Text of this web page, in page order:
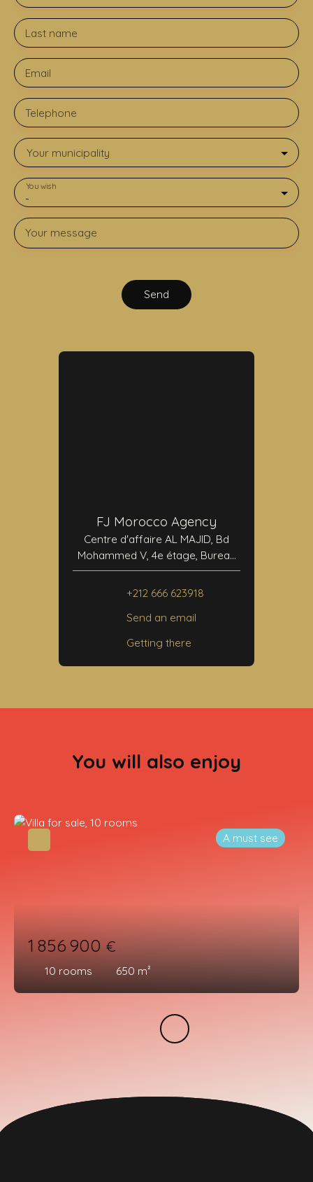
Last name
Email
Telephone
Your municipality
-
You wish
Your message
Send
FJ Morocco Agency
Centre d'affaire AL MAJID, Bd
Mohammed V, 4e étage, Bureau
N°24
40000 Marrakech
+212 666 623918
Send an email
Getting there
You will also enjoy
1 856 900€
10 rooms 650 m²
A must see